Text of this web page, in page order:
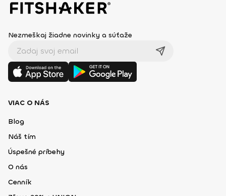
Nezmeškaj žiadne novinky a súťaže
VIAC O NÁS
Blog
Náš tím
Úspešné príbehy
O nás
Cenník